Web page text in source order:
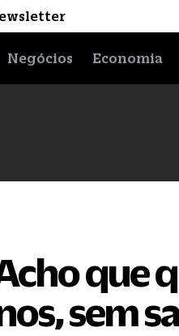
Negócios Economia
que
sem